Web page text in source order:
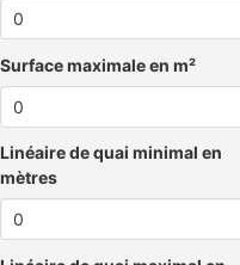
Surface maximale en m²
Linéaire de quai minimal en
mètres